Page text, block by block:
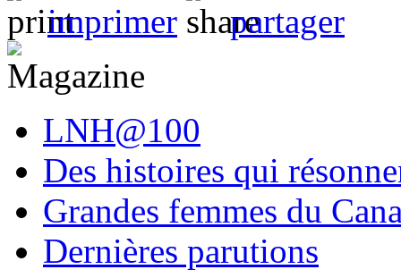
imprimer
partager
LNH@100
Des histoires qui
Grandes femmes du
Dernières parutions